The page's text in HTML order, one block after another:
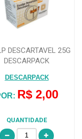
DESCARTAVEL 25G
DESCARPACK
DESCARPACK
R$ 2,00
QUANTIDADE